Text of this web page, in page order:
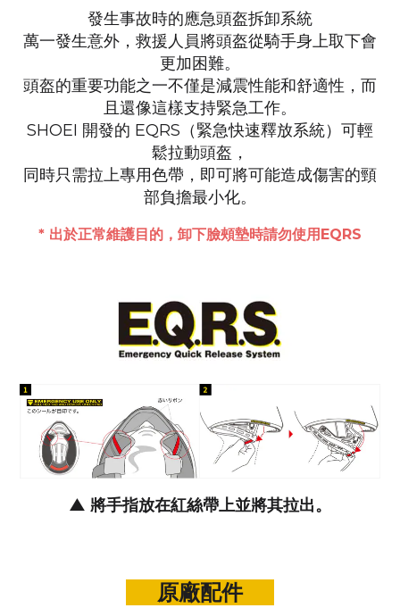
發生事故時的應急頭盔拆卸系統
萬一發生意外，救援人員將頭盔從騎手身上取下會
更加困難。
頭盔的重要功能之一不僅是減震性能和舒適性， 而
且還像這樣支持緊急工作。
SHOEI 開發的 EQRS（緊急快速釋放系統）可輕
鬆拉動頭盔，
同時只需拉上專用色帶，即可將可能造成傷害的頸
部負擔最小化。
* 出於正常維護目的，卸下臉頰墊時請勿使用EQRS
▲ 將手指放在紅絲帶上並將其拉出。
原廠配件